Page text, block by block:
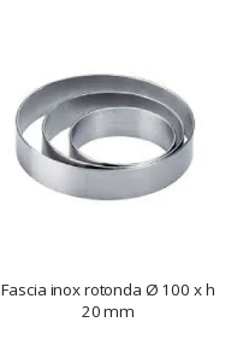
Fascia inox rotonda Ø 100 x h
20 mm